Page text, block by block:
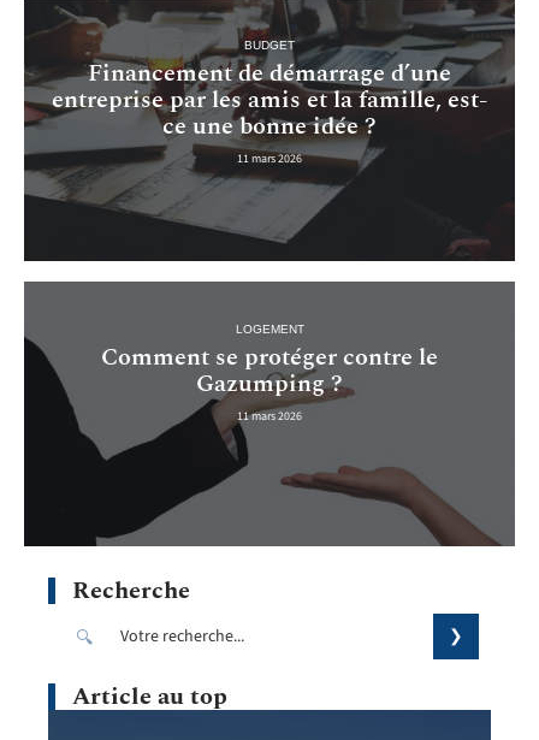
BUDGET
Financement de démarrage d’une
entreprise par les amis et la famille, est-
ce une bonne idée ?
11 mars 2026
LOGEMENT
Comment se protéger contre le
Gazumping ?
11 mars 2026
Recherche
Article au top